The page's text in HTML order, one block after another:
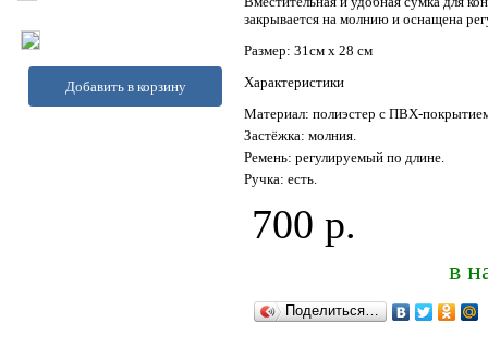
Добавить в корзину
закрывается на молнию и оснащена
Размер: 31см х 28 см
Характеристики
Материал: полиэстер с ПВХ-
Застёжка: молния.
Ремень: регулируемый по длине.
Ручка: есть.
700 р.
в
Поделиться…